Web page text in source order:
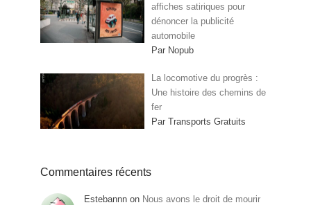
affiches satiriques pour
dénoncer la publicité
automobile
Par Nopub
La locomotive du progrès :
Une histoire des chemins de
fer
Par Transports Gratuits
Commentaires récents
Estebannn on Nous avons le droit de mourir